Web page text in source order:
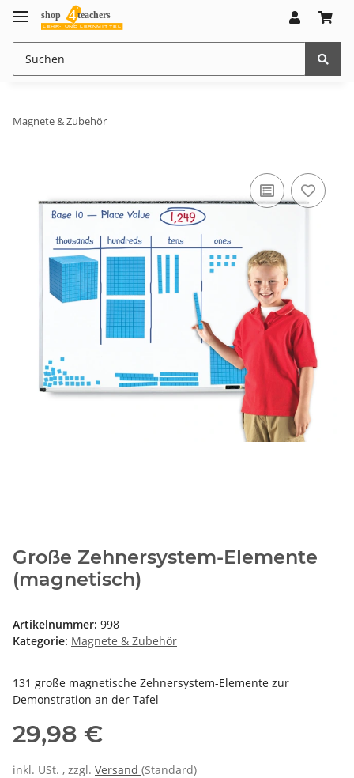
Magnete & Zubehör
Große Zehnersystem-Elemente
(magnetisch)
Artikelnummer: 998
Kategorie: Magnete & Zubehör
131 große magnetische Zehnersystem-Elemente zur
Demonstration an der Tafel
29,98 €
inkl. USt. , zzgl. Versand (Standard)